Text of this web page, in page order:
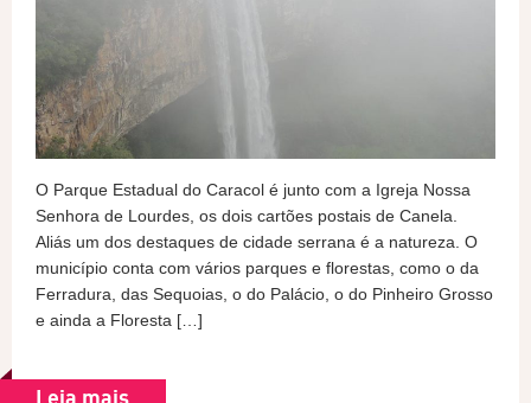
O Parque Estadual do Caracol é junto com a Igreja Nossa
Senhora de Lourdes, os dois cartões postais de Canela.
Aliás um dos destaques de cidade serrana é a natureza. O
município conta com vários parques e florestas, como o da
Ferradura, das Sequoias, o do Palácio, o do Pinheiro Grosso
e ainda a Floresta […]
Leia mais